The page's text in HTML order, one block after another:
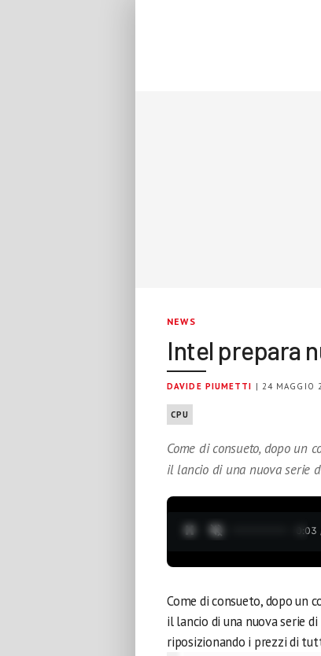
NEWS
Intel prepara
DAVIDE PIUMETTI | 24 MAGGIO
CPU
Come di consueto, dopo un
il lancio di una nuova serie
Come di consueto, dopo un
il lancio di una nuova serie
riposizionando i prezzi di